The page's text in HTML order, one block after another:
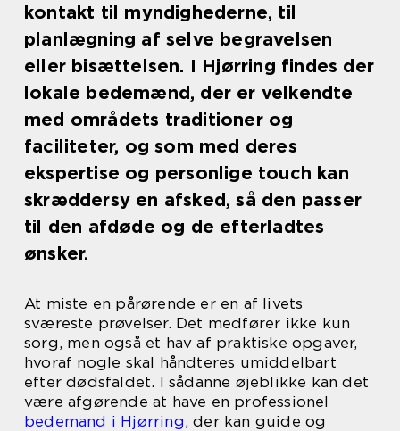
kontakt til myndighederne, til
planlægning af selve begravelsen
eller bisættelsen. I Hjørring findes der
lokale bedemænd, der er velkendte
med områdets traditioner og
faciliteter, og som med deres
ekspertise og personlige touch kan
skræddersy en afsked, så den passer
til den afdøde og de efterladtes
ønsker.
At miste en pårørende er en af livets
sværeste prøvelser. Det medfører ikke kun
sorg, men også et hav af praktiske opgaver,
hvoraf nogle skal håndteres umiddelbart
efter dødsfaldet. I sådanne øjeblikke kan det
være afgørende at have en professionel
bedemand i Hjørring, der kan guide og